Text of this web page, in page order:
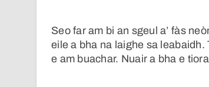
Seo far am bi an sgeul a’ fàs
eile a bha na laighe sa
e am buachar. Nuair a bha e